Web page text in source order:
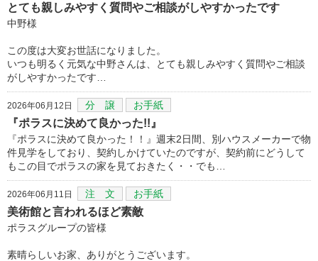
とても親しみやすく質問やご相談がしやすかったです
中野様
この度は大変お世話になりました。
いつも明るく元気な中野さんは、とても親しみやすく質問やご相談
がしやすかったです…
2026年06月12日 分 譲 お手紙
『ポラスに決めて良かった!!』
『ポラスに決めて良かった！！』週末2日間、別ハウスメーカーで物
件見学をしており、契約しかけていたのですが、契約前にどうして
もこの目でポラスの家を見ておきたく・・でも…
2026年06月11日 注 文 お手紙
美術館と言われるほど素敵
ポラスグループの皆様
素晴らしいお家、ありがとうございます。